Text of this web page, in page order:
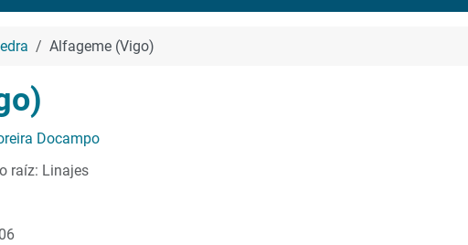
Alfageme (Vigo)
Docampo
raíz: Linajes